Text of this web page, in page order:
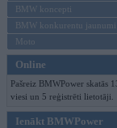
BMW koncepti
BMW konkurentu jaunumi
Moto
Online
Pašreiz BMWPower skatās
viesi un 5 reģistrēti lietotāji.
Ienākt BMWPower